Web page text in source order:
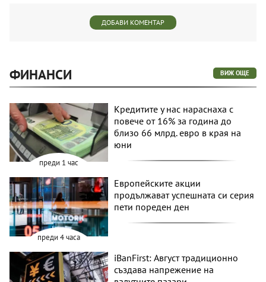
ДОБАВИ КОМЕНТАР
ФИНАНСИ ВИЖ ОЩЕ
преди 1 час
Кредитите у нас нараснаха с
повече от 16% за година до
близо 66 млрд. евро в края на
юни
преди 4 часа
Европейските акции
продължават успешната си серия
пети пореден ден
iBanFirst: Август традиционно
създава напрежение на